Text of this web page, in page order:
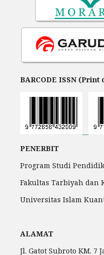
BARCODE ISSN (Print
PENERBIT
Program Studi
Fakultas Tarbiyah dan
Universitas Islam
ALAMAT
Jl. Gatot Subroto KM. 7